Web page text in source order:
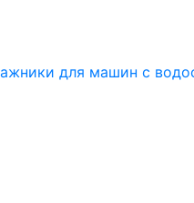
для машин с